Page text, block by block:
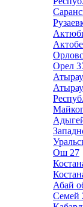
Актобе
Орел
Атырау
Ош 27
Абай
Семей